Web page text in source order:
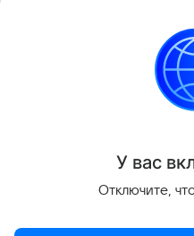
У вас
Отключите,